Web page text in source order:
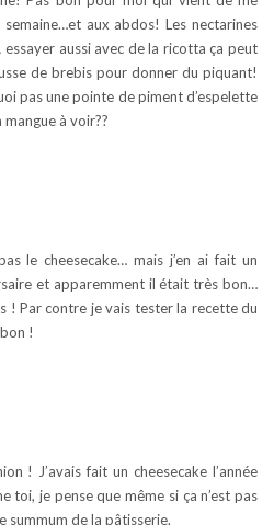
aux abdos! Les nectarines
essayer aussi avec de la ricotta ça peut
de brebis pour donner du piquant!
pas une pointe de piment d’espelette
à voir??
le cheesecake… mais j’en ai fait un
et apparemment il était très bon…
! Par contre je vais tester la recette du
!
! J’avais fait un cheesecake l’année
toi, je pense que même si ça n’est pas
summum de la pâtisserie.